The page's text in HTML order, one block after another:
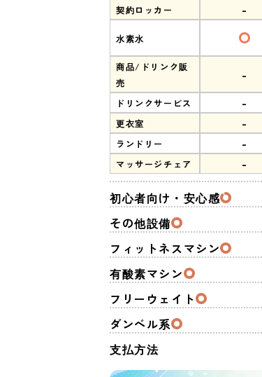
契約ロッカー -
水素水
商品/ドリンク販
売
-
ドリンクサービス -
更衣室 -
ランドリー -
マッサージチェア -
初心者向け・安心感
その他設備
フィットネスマシン
有酸素マシン
フリーウェイト
ダンベル系
支払方法